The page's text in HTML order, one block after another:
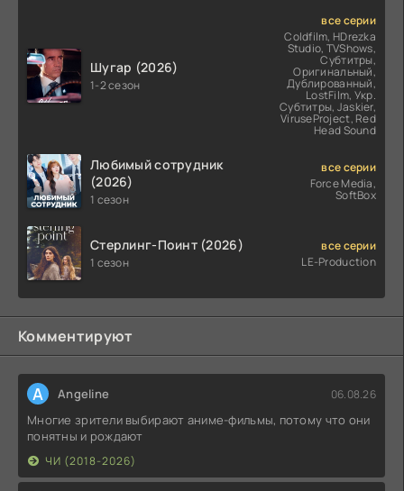
Шугар (2026)
1-2 сезон
все серии
Coldfilm, HDrezka
Studio, TVShows,
Субтитры,
Оригинальный,
Дублированный,
LostFilm, Укр.
Субтитры, Jaskier,
ViruseProject, Red
Head Sound
Любимый сотрудник
(2026)
1 сезон
все серии
Force Media,
SoftBox
Стерлинг-Поинт (2026)
1 сезон
все серии
LE-Production
Комментируют
A Angeline 06.08.26
Многие зрители выбирают аниме-фильмы, потому что они
понятны и рождают
ЧИ (2018-2026)